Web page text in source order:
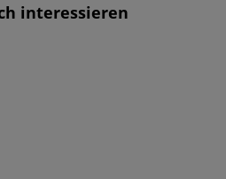
interessieren